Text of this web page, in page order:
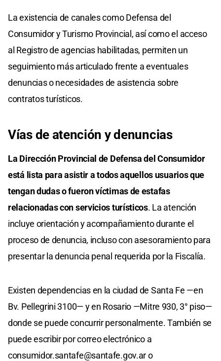
La existencia de canales como Defensa del
Consumidor y Turismo Provincial, así como el acceso
al Registro de agencias habilitadas, permiten un
seguimiento más articulado frente a eventuales
denuncias o necesidades de asistencia sobre
contratos turísticos.
Vías de atención y denuncias
La Dirección Provincial de Defensa del Consumidor
está lista para asistir a todos aquellos usuarios que
tengan dudas o fueron víctimas de estafas
relacionadas con servicios turísticos. La atención
incluye orientación y acompañamiento durante el
proceso de denuncia, incluso con asesoramiento para
presentar la denuncia penal requerida por la Fiscalía.
Existen dependencias en la ciudad de Santa Fe —en
Bv. Pellegrini 3100— y en Rosario —Mitre 930, 3° piso—
donde se puede concurrir personalmente. También se
puede escribir por correo electrónico a
consumidor.santafe@santafe.gov.aro